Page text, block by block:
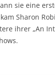
sie eine
Sharon
ihrer „An